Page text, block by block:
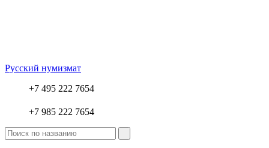
Русский нумизмат
+7 495 222 7654
+7 985 222 7654